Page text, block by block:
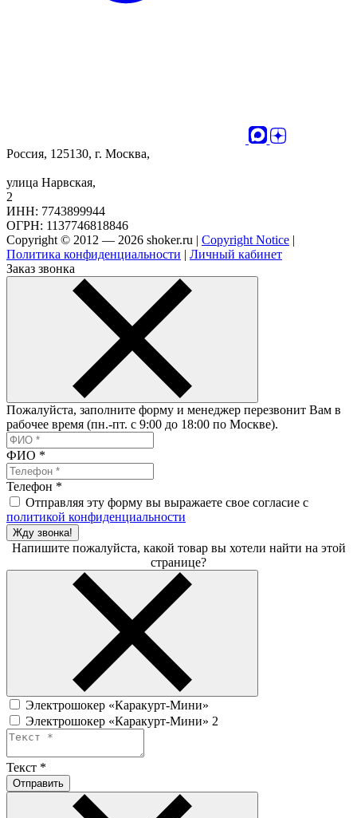
Россия, 125130, г. Москва,
улица Нарвская,
2
ИНН: 7743899944
ОГРН: 1137746818846
Copyright © 2012 — 2026 shoker.ru | Copyright Notice |
Политика конфиденциальности | Личный кабинет
Заказ звонка
Пожалуйста, заполните форму и менеджер перезвонит Вам в
рабочее время (пн.-пт. с 9:00 до 18:00 по Москве).
ФИО *
Телефон *
Отправляя эту форму вы выражаете свое согласие с
политикой конфиденциальности
Жду звонка!
Напишите пожалуйста, какой товар вы хотели найти на этой
странице?
Электрошокер «Каракурт-Мини»
Электрошокер «Каракурт-Мини» 2
Текст *
Отправить